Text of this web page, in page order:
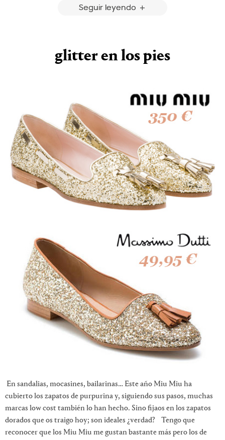
Seguir leyendo
glitter en los pies
En sandalias, mocasines, bailarinas… Este año Miu Miu ha
cubierto los zapatos de purpurina y, siguiendo sus pasos, muchas
marcas low cost también lo han hecho. Sino fijaos en los zapatos
dorados que os traigo hoy; son ideales ¿verdad? Tengo que
reconocer que los Miu Miu me gustan bastante más pero los de